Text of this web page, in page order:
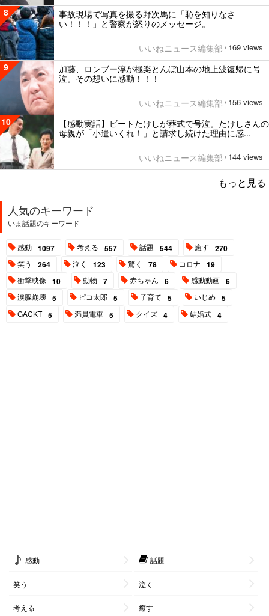
8
事故現場で写真を撮る野次馬に「恥を知りなさ
い！！！」と警察が怒りのメッセージ。
いいねニュース編集部 / 169 views
9
加藤、ロンブー淳が極楽とんぼ山本の地上波復帰に号
泣。その想いに感動！！！
いいねニュース編集部 / 156 views
10
【感動実話】ビートたけしが葬式で号泣。たけしさんの
母親が「小遣いくれ！」と請求し続けた理由に感...
いいねニュース編集部 / 144 views
もっと見る
人気のキーワード
いま話題のキーワード
感動 1097 考える 557 話題 544 癒す 270
笑う 264 泣く 123 驚く 78 コロナ 19
衝撃映像 10 動物 7 赤ちゃん 6 感動動画 6
涙腺崩壊 5 ピコ太郎 5 子育て 5 いじめ 5
GACKT 5 満員電車 5 クイズ 4 結婚式 4
感動 話題
笑う 泣く
考える 癒す